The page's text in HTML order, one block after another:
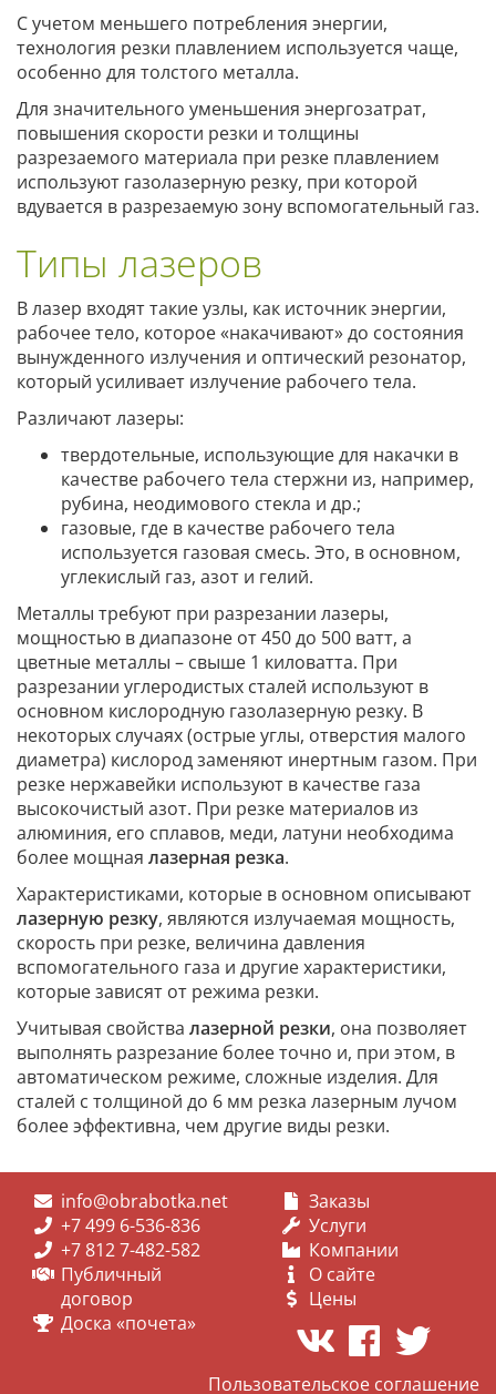
С учетом меньшего потребления энергии,
технология резки плавлением используется чаще,
особенно для толстого металла.
Для значительного уменьшения энергозатрат,
повышения скорости резки и толщины
разрезаемого материала при резке плавлением
используют газолазерную резку, при которой
вдувается в разрезаемую зону вспомогательный газ.
Типы лазеров
В лазер входят такие узлы, как источник энергии,
рабочее тело, которое «накачивают» до состояния
вынужденного излучения и оптический резонатор,
который усиливает излучение рабочего тела.
Различают лазеры:
твердотельные, использующие для накачки в
качестве рабочего тела стержни из, например,
рубина, неодимового стекла и др.;
газовые, где в качестве рабочего тела
используется газовая смесь. Это, в основном,
углекислый газ, азот и гелий.
Металлы требуют при разрезании лазеры,
мощностью в диапазоне от 450 до 500 ватт, а
цветные металлы – свыше 1 киловатта. При
разрезании углеродистых сталей используют в
основном кислородную газолазерную резку. В
некоторых случаях (острые углы, отверстия малого
диаметра) кислород заменяют инертным газом. При
резке нержавейки используют в качестве газа
высокочистый азот. При резке материалов из
алюминия, его сплавов, меди, латуни необходима
более мощная лазерная резка.
Характеристиками, которые в основном описывают
лазерную резку, являются излучаемая мощность,
скорость при резке, величина давления
вспомогательного газа и другие характеристики,
которые зависят от режима резки.
Учитывая свойства лазерной резки, она позволяет
выполнять разрезание более точно и, при этом, в
автоматическом режиме, сложные изделия. Для
сталей с толщиной до 6 мм резка лазерным лучом
более эффективна, чем другие виды резки.
info@obrabotka.net
+7 499 6-536-836
+7 812 7-482-582
Публичный
договор
Доска «почета»
Заказы
Услуги
Компании
О сайте
Цены
Пользовательское соглашение